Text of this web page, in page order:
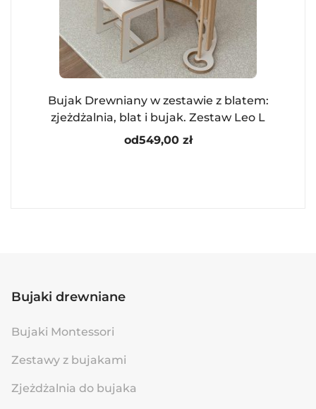
Bujak Drewniany w zestawie z blatem:
zjeżdżalnia, blat i bujak. Zestaw Leo L
od549,00 zł
Bujaki drewniane
Bujaki Montessori
Zestawy z bujakami
Zjeżdżalnia do bujaka